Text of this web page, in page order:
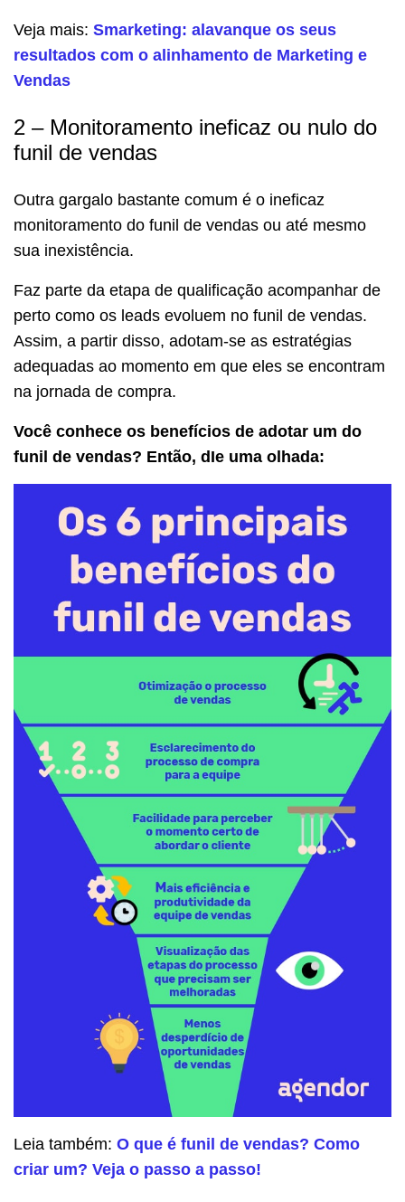
Veja mais: Smarketing: alavanque os seus
resultados com o alinhamento de Marketing e
Vendas
2 – Monitoramento ineficaz ou nulo do
funil de vendas
Outra gargalo bastante comum é o ineficaz
monitoramento do funil de vendas ou até mesmo
sua inexistência.
Faz parte da etapa de qualificação acompanhar de
perto como os leads evoluem no funil de vendas.
Assim, a partir disso, adotam-se as estratégias
adequadas ao momento em que eles se encontram
na jornada de compra.
Você conhece os benefícios de adotar um do
funil de vendas? Então, dIe uma olhada:
Leia também: O que é funil de vendas? Como
criar um? Veja o passo a passo!